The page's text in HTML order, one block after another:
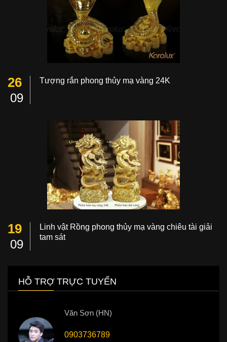
26
09
Tượng rắn phong thủy mạ vàng 24K
19
09
Linh vật Rồng phong thủy mạ vàng chiêu tài giải
tam sát
HỖ TRỢ TRỰC TUYẾN
Văn Sơn (HN)
0903736789